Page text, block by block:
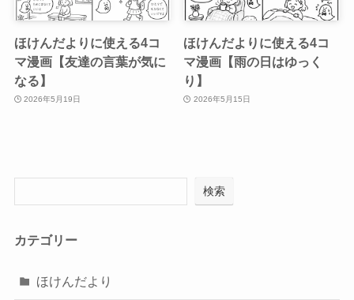
ほけんだよりに使える4コ
マ漫画【友達の言葉が気に
なる】
2026年5月19日
ほけんだよりに使える4コ
マ漫画【雨の日はゆっく
り】
2026年5月15日
検索
カテゴリー
ほけんだより